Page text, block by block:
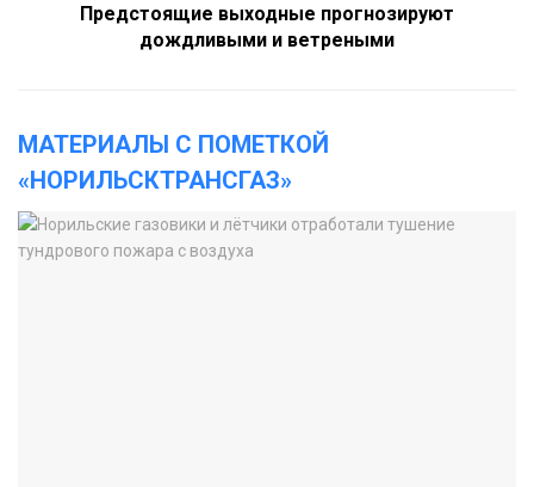
Предстоящие выходные прогнозируют
дождливыми и ветреными
МАТЕРИАЛЫ С ПОМЕТКОЙ
«НОРИЛЬСКТРАНСГАЗ»